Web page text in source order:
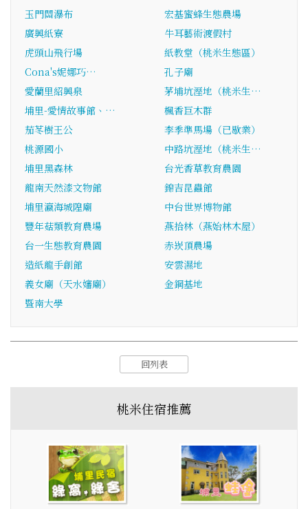
玉門關瀑布
宏基蜜蜂生態農場
廣興紙寮
牛耳藝術渡假村
虎頭山飛行場
紙教堂（桃米生態區）
Cona's妮娜巧…
孔子廟
愛蘭里紹興泉
茅埔坑溼地（桃米生…
埔里-愛情故事館、…
楓香巨木群
茄苳樹王公
李季準馬場（已歇業）
桃源國小
中路坑溼地（桃米生…
埔里黑森林
台光香草教育農園
龍南天然漆文物館
錦吉昆蟲館
埔里瀛海城隍廟
中台世界博物館
豐年菇類教育農場
燕拾林（燕始林木屋）
台一生態教育農園
赤崁頂農場
造紙龍手創館
安雲濕地
義女廟（天水嬸廟）
金鋼基地
暨南大學
回列表
桃米住宿推薦